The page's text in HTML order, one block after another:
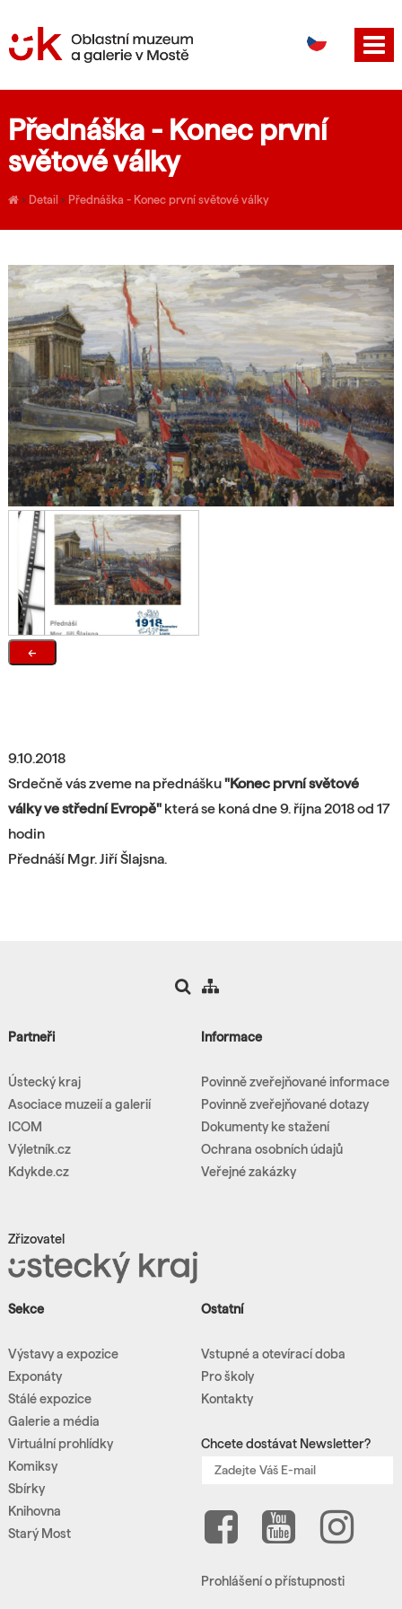
EN
Přednáška - Konec první
světové války
› Detail › Přednáška - Konec první světové války
←
9.10.2018
Srdečně vás zveme na přednášku"Konec první světové
války ve střední Evropě"která se konádne9. října 2018 od 17
hodin
Přednáší Mgr. Jiří Šlajsna.
Partneři
Ústecký kraj
Asociace muzeií a galerií
ICOM
Výletník.cz
Kdykde.cz
Zřizovatel
Informace
Povinně zveřejňované informace
Povinně zveřejňované dotazy
Dokumenty ke stažení
Ochrana osobních údajů
Veřejné zakázky
Sekce
Výstavy a expozice
Exponáty
Stálé expozice
Galerie a média
Virtuální prohlídky
Komiksy
Sbírky
Knihovna
Starý Most
Ostatní
Vstupné a otevírací doba
Pro školy
Kontakty
Chcete dostávat Newsletter?
Prohlášení o přístupnosti